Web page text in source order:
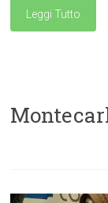
Leggi Tutto